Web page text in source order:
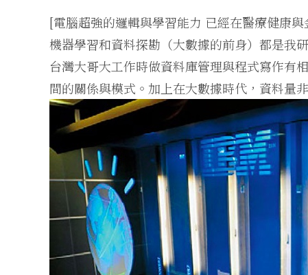
[電腦超強的邏輯與學習能力 已經在醫療健康
機器學習和資料探勘（大數據的前身）都是我
台灣大哥大工作時做資料庫管理與程式寫作有
間的關係與模式。加上在大數據時代，資料量